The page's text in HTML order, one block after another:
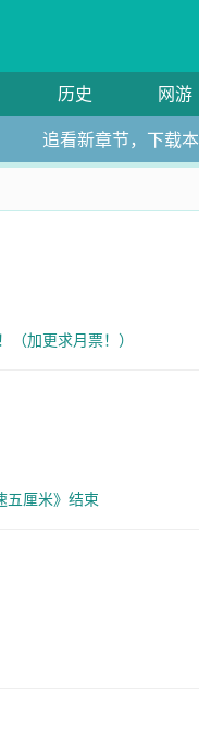
历史 网游
追看新章节，下载
加更求月票！）
五厘米》结束